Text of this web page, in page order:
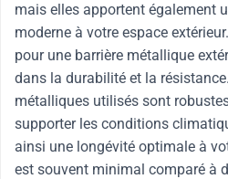
mais elles apportent également
moderne à votre espace
pour une barrière métallique
dans la durabilité et la
métalliques utilisés sont
supporter les conditions
ainsi une longévité optimale à
est souvent minimal comparé à